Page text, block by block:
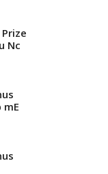
Nc